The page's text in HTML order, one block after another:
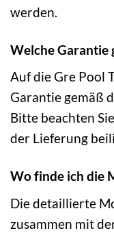
werden.
Welche Garantie
Auf die Gre Pool
Garantie gemäß
Bitte beachten
der Lieferung
Wo finde ich die
Die detaillierte
zusammen mit